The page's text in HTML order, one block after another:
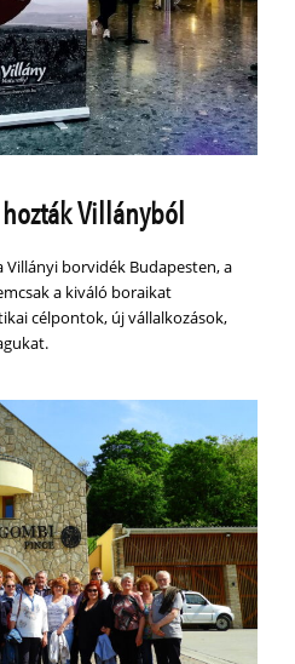
Villányból
borvidék Budapesten, a
a kiváló boraikat
célpontok, új vállalkozások,